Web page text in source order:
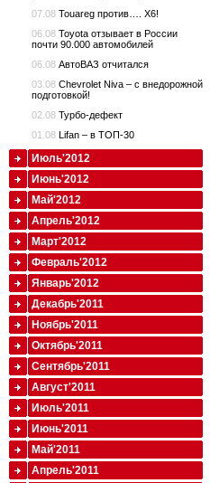
07.08 Touareg против…. X6!
06.08 Toyota отзывает в России
почти 90.000 автомобилей
06.08 АвтоВАЗ отчитался
03.08 Chevrolet Niva – с внедорожной
подготовкой!
02.08 Турбо-дефект
01.08 Lifan – в ТОП-30
Июль'2012
Июнь'2012
Май'2012
Апрель'2012
Март'2012
Февраль'2012
Январь'2012
Декабрь'2011
Ноябрь'2011
Октябрь'2011
Сентябрь'2011
Август'2011
Июль'2011
Июнь'2011
Май'2011
Апрель'2011